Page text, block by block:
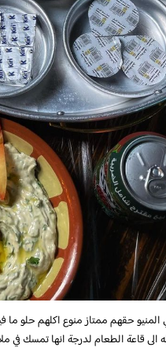
حقهم ممتاز منوع اكلهم حلو ما
الى قاعة الطعام لدرجة انها تمسك